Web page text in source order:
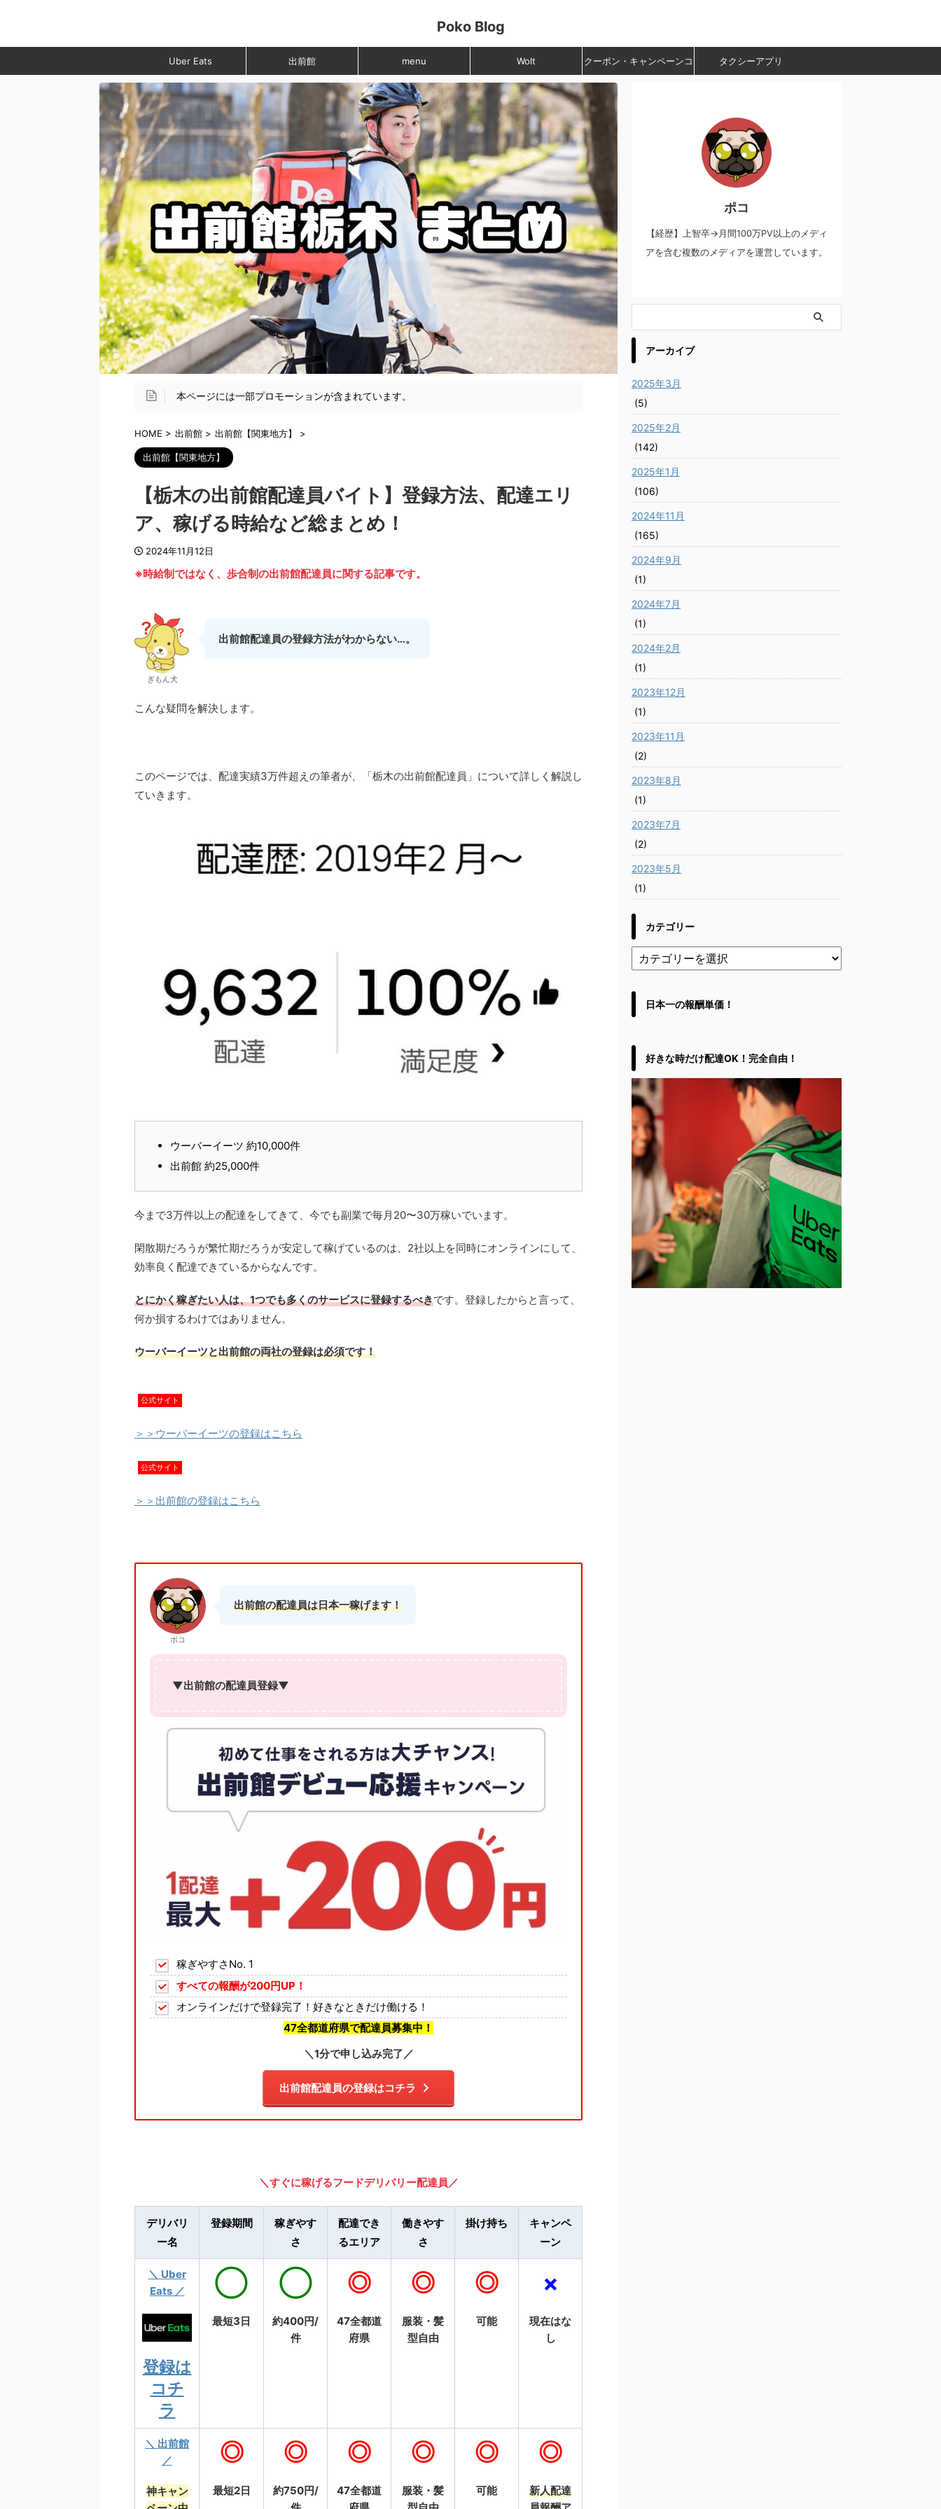
Poko Blog
Uber Eats 出前館 menu Wolt クーポン・キャンペーンコ タクシーアプリ
本ページには一部プロモーションが含まれています。
HOME > 出前館 > 出前館【関東地方】 >
出前館【関東地方】
【栃木の出前館配達員バイト】登録方法、配達エリ
ア、稼げる時給など総まとめ！
2024年11月12日
※時給制ではなく、歩合制の出前館配達員に関する記事です。
ぎもん犬
出前館配達員の登録方法がわからない…。
こんな疑問を解決します。
このページでは、配達実績3万件超えの筆者が、「栃木の出前館配達員」について詳しく解説し
ていきます。
ウーバーイーツ 約10,000件
出前館 約25,000件
今まで3万件以上の配達をしてきて、今でも副業で毎月20〜30万稼いでいます。
閑散期だろうが繁忙期だろうが安定して稼げているのは、2社以上を同時にオンラインにして、
効率良く配達できているからなんです。
とにかく稼ぎたい人は、1つでも多くのサービスに登録するべきです。登録したからと言って、
何か損するわけではありません。
ウーバーイーツと出前館の両社の登録は必須です！
公式サイト
＞＞ウーバーイーツの登録はこちら
公式サイト
＞＞出前館の登録はこちら
ポコ
出前館の配達員は日本一稼げます！
▼出前館の配達員登録▼
稼ぎやすさNo. 1
すべての報酬が200円UP！
オンラインだけで登録完了！好きなときだけ働ける！
47全都道府県で配達員募集中！
＼1分で申し込み完了／
出前館配達員の登録はコチラ
＼すぐに稼げるフードデリバリー配達員／
デリバリ
ー名
登録期間
稼ぎやす
さ
配達でき
るエリア
働きやす
さ
掛け持ち
キャンペ
ーン
＼ Uber
Eats ／
登録は
コチ
ラ
◯
最短3日
◯
約400円/
件
◎
47全都道
府県
◎
服装・髪
型自由
◎
可能
×
現在はな
し
＼ 出前館
／
神キャン
◎
最短2日
◎
約750円/
◎
47全都道
◎
服装・髪
◎
可能
◎
新人配達
ポコ
【経歴】上智卒→月間100万PV以上のメディ
アを含む複数のメディアを運営しています。
アーカイブ
2025年3月
(5)
2025年2月
(142)
2025年1月
(106)
2024年11月
(165)
2024年9月
(1)
2024年7月
(1)
2024年2月
(1)
2023年12月
(1)
2023年11月
(2)
2023年8月
(1)
2023年7月
(2)
2023年5月
(1)
カテゴリー
日本一の報酬単価！
好きな時だけ配達OK！完全自由！